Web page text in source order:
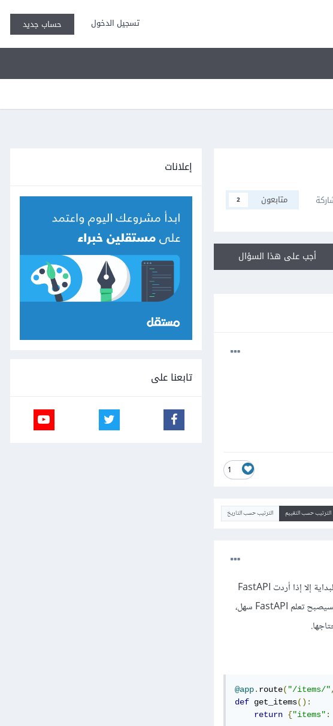
تسجيل الدخول حساب جديد
متابعون 2
أجب على هذا السؤال
1
الترتيب حسب التقييم الترتيب حسب التاريخ
لم يتم التطرق إلى ذلك الإطار، ما تم شرحه هو Flask و Django، ولن تحتاج سواهما في البداية إلا إذا أردت FastAPI
لغرض معين تعلمه، وللعلم هو مستوحى بشكل كبير من Flask، بالتالي لو استوعب Flask، فسيصبح تعلم FastAPI سهل،
@app. route( "/items/",
def get_items():
return {"items" :
إعلانات
تابعنا على